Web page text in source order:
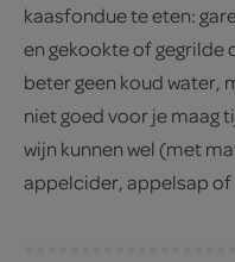
kaasfondue te eten:
en gekookte of gegrilde
beter geen koud water,
niet goed voor je maag
wijn kunnen wel (met
appelcider, appelsap of